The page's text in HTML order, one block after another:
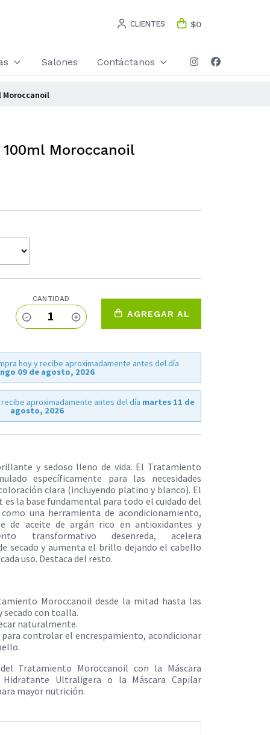
CLIENTES $0
Salones Contáctanos
Moroccanoil
Moroccanoil
CANTIDAD
1 AGREGAR AL
hoy y recibe aproximadamente antes del día
09 de agosto, 2026
aproximadamente antes del día martes 11 de
agosto, 2026
y sedoso lleno de vida. El Tratamiento
específicamente para las necesidades
clara (incluyendo platino y blanco). El
la base fundamental para todo el cuidado del
una herramienta de acondicionamiento,
de aceite de argán rico en antioxidantes y
transformativo desenreda, acelera
secado y aumenta el brillo dejando el cabello
uso. Destaca del resto.
Moroccanoil desde la mitad hasta las
con toalla.
naturalmente.
controlar el encrespamiento, acondicionar
Tratamiento Moroccanoil con la Máscara
Hidratante Ultraligera o la Máscara Capilar
mayor nutrición.